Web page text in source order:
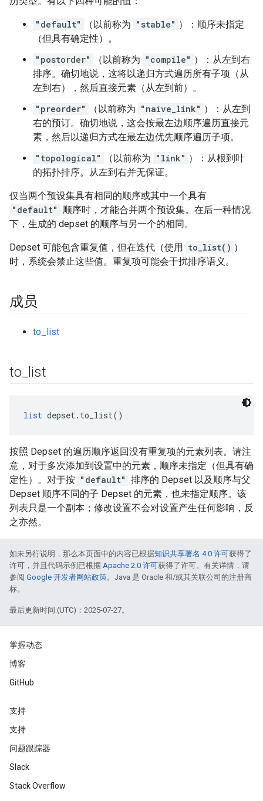
"default" （以前称为 "stable" ）：顺序未指定
（但具有确定性）。
"postorder"
（以前称为 "compile" ）：从左到右
排序。确切地说，这将以递归方式遍历所有子项（从
左到右），然后直接元素（从左到前）。
"preorder"
（以前称为 "naive_link" ）：从左到
右的预订。确切地说，这会按最左边顺序遍历直接元
素，然后以递归方式在最左边优先顺序遍历子项。
"topological"
（以前称为 "link" ）：从根到叶
的拓扑排序。从左到右并无保证。
仅当两个预设集具有相同的顺序或其中一个具有
"default"
顺序时，才能合并两个预设集。在后一种情况
下，生成的 depset 的顺序与另一个的相同。
Depset 可能包含重复值，但在迭代（使用 to_list() ）
时，系统会禁止这些值。重复项可能会干扰排序语义。
成员
to_list
to list
list depset.to_list()
按照 Depset 的遍历顺序返回没有重复项的元素列表。请注
意，对于多次添加到设置中的元素，顺序未指定（但具有确
定性）。对于按 "default" 排序的 Depset 以及顺序与父
Depset 顺序不同的子 Depset 的元素，也未指定顺序。该
列表只是一个副本；修改设置不会对设置产生任何影响，反
之亦然。
如未另行说明，那么本页面中的内容已根据知识共享署名 4.0 许可获得了
许可，并且代码示例已根据 Apache 2.0 许可获得了许可。有关详情，请
参阅 Google 开发者网站政策。Java 是 Oracle 和/或其关联公司的注册商
标。
最后更新时间 (UTC)：2025-07-27。
掌握动态
博客
GitHub
支持
支持
问题跟踪器
Slack
Stack Overflow